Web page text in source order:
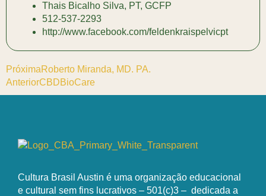
Thais Bicalho Silva, PT, GCFP
512-537-2293
http://www.facebook.com/feldenkraispelvicpt
PróximaRoberto Miranda, MD. PA.
AnteriorCBDBioCare
Cultura Brasil Austin é uma organização educacional
e cultural sem fins lucrativos – 501(c)3 – dedicada a